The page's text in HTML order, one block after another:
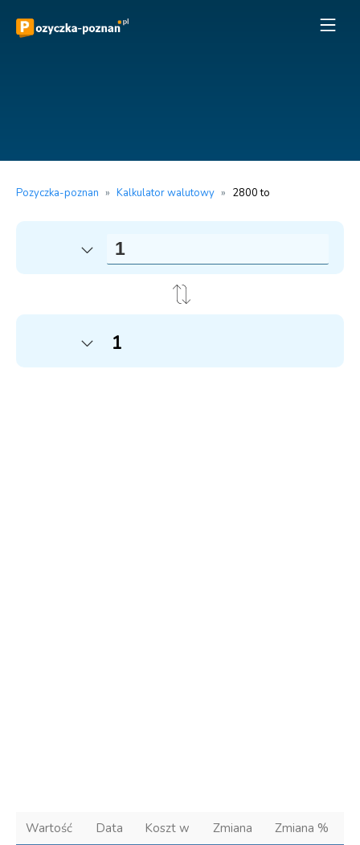
Pozyczka-poznan » Kalkulator walutowy » 2800 to
1
Wartość Data Koszt w Zmiana Zmiana %